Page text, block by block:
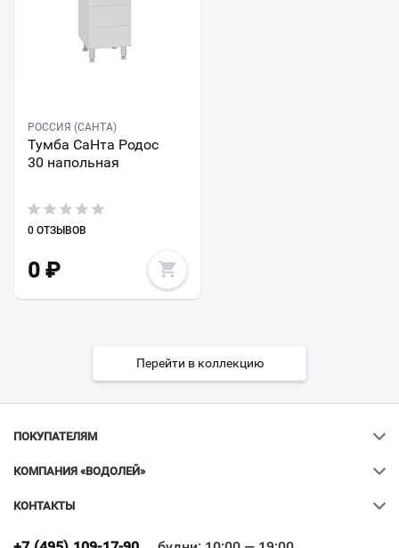
РОССИЯ (САНТА)
Тумба СаНта Родос
30 напольная
0 ОТЗЫВОВ
0 ₽
Перейти в коллекцию
ПОКУПАТЕЛЯМ
КОМПАНИЯ «ВОДОЛЕЙ»
КОНТАКТЫ